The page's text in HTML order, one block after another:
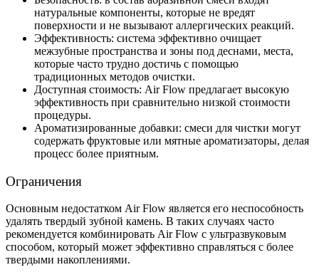
натуральные компоненты, которые не вредят
поверхности и не вызывают аллергических реакций.
Эффективность: система эффективно очищает
межзубные пространства и зоны под деснами, места,
которые часто трудно достичь с помощью
традиционных методов очистки.
Доступная стоимость: Air Flow предлагает высокую
эффективность при сравнительно низкой стоимости
процедуры.
Ароматизированные добавки: смеси для чистки могут
содержать фруктовые или мятные ароматизаторы, делая
процесс более приятным.
Ограничения
Основным недостатком Air Flow является его неспособность
удалять твердый зубной камень. В таких случаях часто
рекомендуется комбинировать Air Flow с ультразвуковым
способом, который может эффективно справляться с более
твердыми накоплениями.